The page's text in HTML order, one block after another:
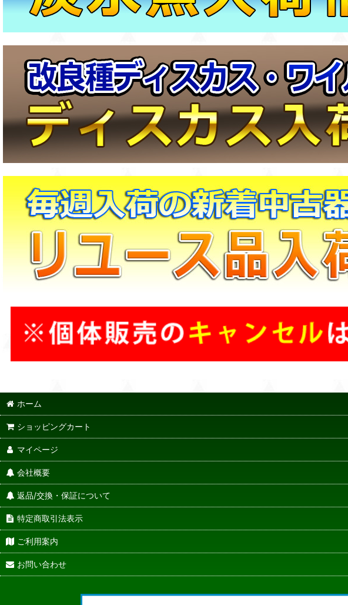
ホーム
ショッピングカート
マイページ
会社概要
返品/交換・保証について
特定商取引法表示
ご利用案内
お問い合わせ